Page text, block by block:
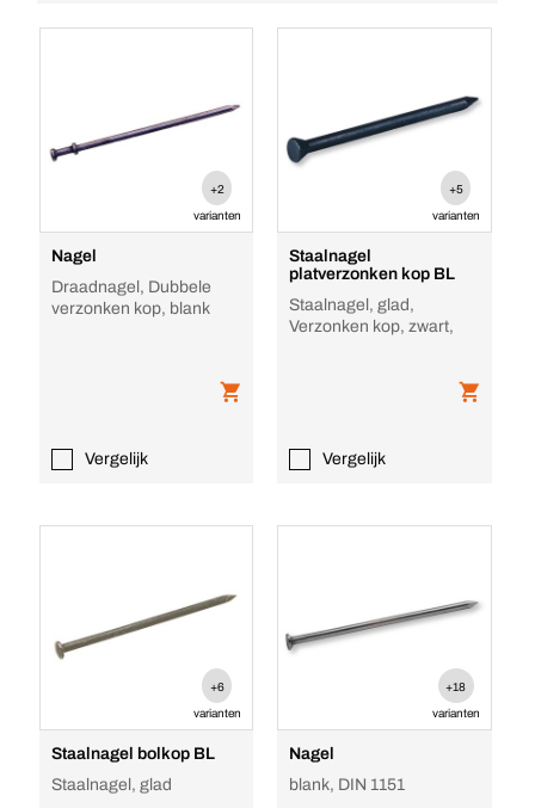
+2
varianten
Nagel
Draadnagel, Dubbele
verzonken kop, blank
Vergelijk
+5
varianten
Staalnagel
platverzonken kop BL
Staalnagel, glad,
Verzonken kop, zwart,
Vergelijk
+6
varianten
Staalnagel bolkop BL
Staalnagel, glad
+18
varianten
Nagel
blank, DIN 1151